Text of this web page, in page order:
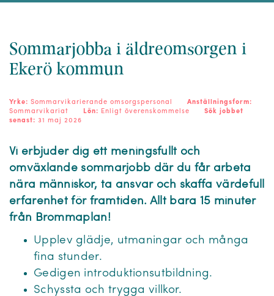
Sommarjobba i äldreomsorgen i
Ekerö kommun
Yrke: Sommarvikarierande omsorgspersonal
Anställningsform:
Sommarvikariat
Lön: Enligt överenskommelse
Sök jobbet
senast: 31 maj 2026
Vi erbjuder dig ett meningsfullt och
omväxlande sommarjobb där du får arbeta
nära människor, ta ansvar och skaffa värdefull
erfarenhet för framtiden. Allt bara 15 minuter
från Brommaplan!
Upplev glädje, utmaningar och många
fina stunder.
Gedigen introduktionsutbildning.
Schyssta och trygga villkor.